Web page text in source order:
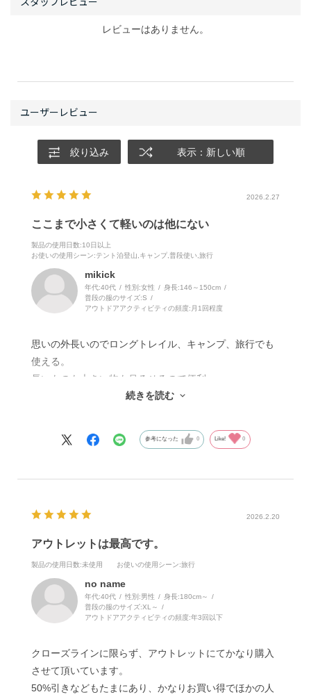
絞り込み 表示：新しい順
2026.2.27
ここまで小さくて軽いのは他にない
製品の使用日数:10日以上
お使いの使用シーン:テント泊登山,キャンプ,普段使い,旅行
mikick
年代:40代 性別:女性 身長:146～150cm
普段の服のサイズ:S
アウトドアアクティビティの頻度: 月1回程度
思いの外長いのでロングトレイル、キャンプ、旅行でも
使える。
長いものも大きい物も吊るせるので便利。
欠点は小さくて軽いのでどこに置いたかわからなくなる
使わないかもしれないけど持って行くと安心。
続きを読む
参考になった 0 Like! 0
2026.2.20
アウトレットは最高です。
製品の使用日数:未使用 お使いの使用シーン:旅行
no name
年代:40代 性別:男性 身長:180cm～
普段の服のサイズ:XL～
アウトドアアクティビティの頻度:年3回以下
クローズラインに限らず、アウトレットにてかなり購入
させて頂いています。
50%引きなどもたまにあり、かなりお買い得でほかの人
レビューはありません。